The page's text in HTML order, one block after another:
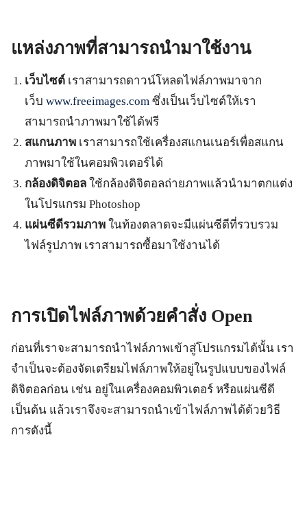
แหล่งภาพที่สามารถนำมาใช้งาน
เว็บไซต์ เราสามารถดาวน์โหลดไฟล์ภาพมาจาก
เว็บwww.freeimages.com ซึ่งเป็นเว็บไซต์ให้เรา
สามารถนำภาพมาใช้ได้ฟรี
สแกนภาพ เราสามารถใช้เครื่องสแกนเนอร์เพื่อสแกน
ภาพมาใช้ในคอมพิวเตอร์ได้
กล้องดิจิตอล ใช้กล้องดิจิตอลถ่ายภาพแล้วนำมาตกแต่ง
ในโปรแกรม Photoshop
แผ่นซีดีรวมภาพ ในท้องตลาดจะมีแผ่นซีดีที่รวบรวม
ไฟล์รูปภาพ เราสามารถซื้อมาใช้งานได้
การเปิดไฟล์ภาพด้วยคำสั่ง Open
ก่อนที่เราจะสามารถนำไฟล์ภาพเข้าสู่โปรแกรมได้นั้น เรา
จำเป็นจะต้องจัดเตรียมไฟล์ภาพให้อยู่ในรูปแบบของไฟล์
ดิจิตอลก่อน เช่น อยู่ในเครื่องคอมพิวเตอร์ หรือแผ่นซีดี
เป็นต้น แล้วเราจึงจะสามารถนำเข้าไฟล์ภาพได้ด้วยวิธี
การดังนี้